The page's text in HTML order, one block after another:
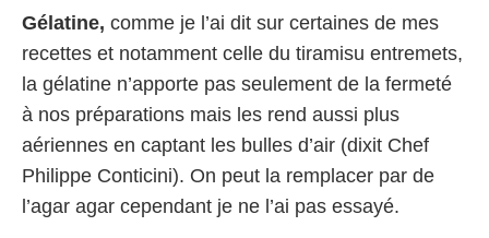
Gélatine, comme je l’ai dit sur certaines de mes
recettes et notamment celle du tiramisu entremets,
la gélatine n’apporte pas seulement de la fermeté
à nos préparations mais les rend aussi plus
aériennes en captant les bulles d’air (dixit Chef
Philippe Conticini). On peut la remplacer par de
l’agar agar cependant je ne l’ai pas essayé.